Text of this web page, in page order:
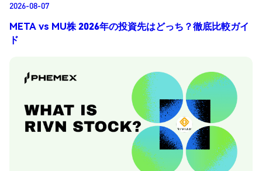
2026-08-07
META vs MU株 2026年の投資先はどっち？徹底比較ガイ
ド